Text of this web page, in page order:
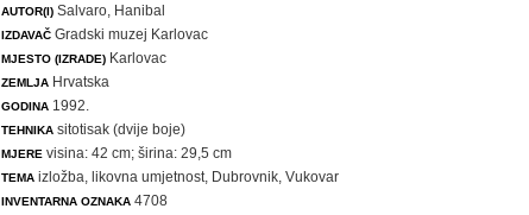
AUTOR(I) Salvaro, Hanibal
IZDAVAČ Gradski muzej Karlovac
MJESTO (IZRADE) Karlovac
ZEMLJA Hrvatska
GODINA 1992.
TEHNIKA sitotisak (dvije boje)
MJERE visina: 42 cm; širina: 29,5 cm
TEMA izložba ,likovna umjetnost , Dubrovnik, Vukovar
INVENTARNA OZNAKA 4708